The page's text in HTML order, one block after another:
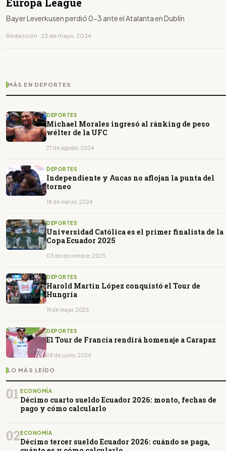
Bayer Leverkusen perdió 0-3 ante el Atalanta en Dublín
Redacción · 23 de mayo, 2024
MÁS EN DEPORTES
DEPORTES
Michael Morales ingresó al ránking de peso
wélter de la UFC
27 de agosto, 2024
DEPORTES
Independiente y Aucas no aflojan la punta del
torneo
18 de marzo, 2024
DEPORTES
Universidad Católica es el primer finalista de la
Copa Ecuador 2025
03 de diciembre, 2025
DEPORTES
Harold Martín López conquistó el Tour de
Hungría
19 de mayo, 2025
DEPORTES
El Tour de Francia rendirá homenaje a Carapaz
28 de junio, 2024
LO MÁS LEÍDO
01 ECONOMÍA
Décimo cuarto sueldo Ecuador 2026: monto, fechas de
pago y cómo calcularlo
02ECONOMÍA
Décimo tercer sueldo Ecuador 2026: cuándo se paga,